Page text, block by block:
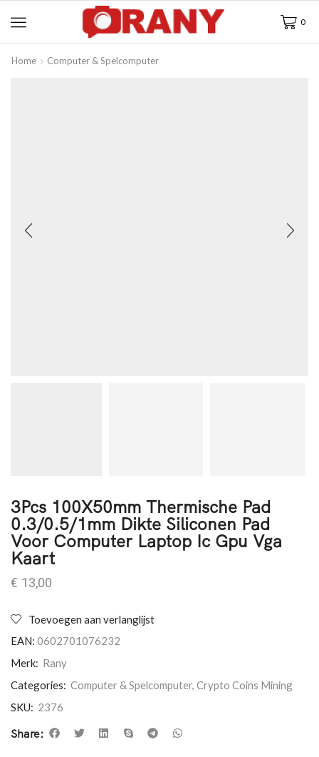
0
Home Computer & Spelcomputer
3Pcs 100X50mm Thermische Pad
0.3/0.5/1mm Dikte Siliconen Pad
Voor Computer Laptop Ic Gpu Vga
Kaart
€ 13,00
Toevoegen aan verlanglijst
EAN: 0602701076232
Merk: Rany
Categories: Computer & Spelcomputer, Crypto Coins Mining
SKU: 2376
Share: